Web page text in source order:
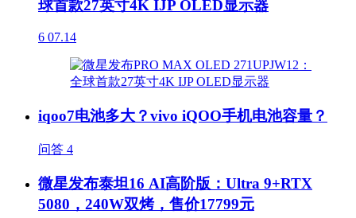
球首款27英寸4K IJP OLED显示器
6 07.14
iqoo7电池多大？vivo iQOO手机电池容量？
问答 4
微星发布泰坦16 AI高阶版：Ultra 9+RTX
5080，240W双烤，售价17799元